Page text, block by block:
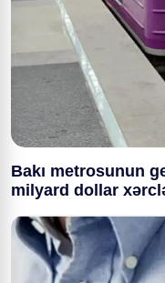
Bakı metrosunun
milyard dollar